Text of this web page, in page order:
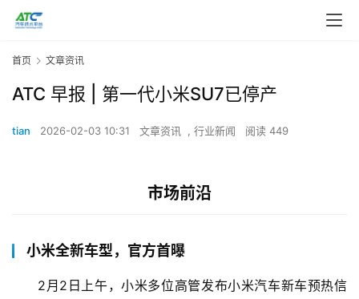
首页 文章资讯
ATC 早报 | 第一代小米SU7已停产
tian 2026-02-03 10:31 文章资讯 , 行业新闻 阅读 449
市场前沿
小米全新车型，官方首曝
2月2日上午，小米多位高管发布小米汽车新车预热信